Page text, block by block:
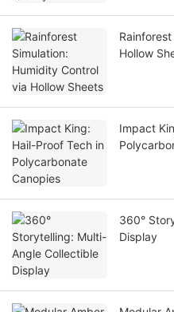
Hollow
Impact
360°
Display